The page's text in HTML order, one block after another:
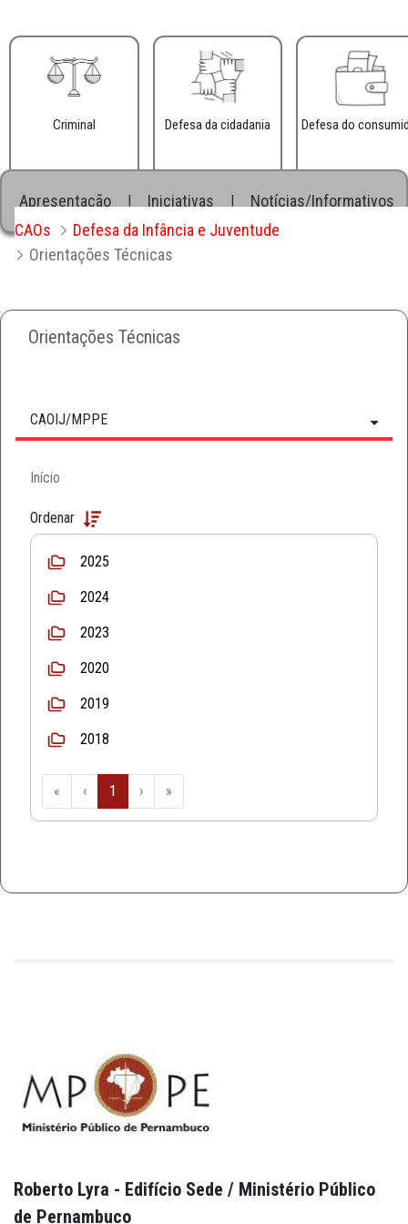
Criminal Defesa da cidadania Defesa do
Apresentação Iniciativas
Notícias/Informativos
CAOs
Defesa da Infância e Juventude
Orientações Técnicas
Orientações Técnicas
CAOIJ/MPPE
Início
Ordenar
2025
2024
2023
2020
2019
2018
« ‹ 1 › »
Roberto Lyra - Edifício Sede / Ministério Público
de Pernambuco